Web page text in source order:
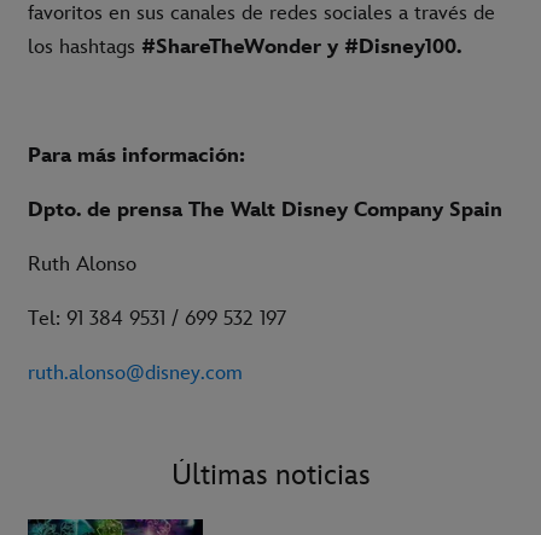
favoritos en sus canales de redes sociales a través de
los hashtags #ShareTheWonder y #Disney100.
Para más información:
Dpto. de prensa The Walt Disney Company Spain
Ruth Alonso
Tel: 91 384 9531 / 699 532 197
ruth.alonso@disney.com
Últimas noticias